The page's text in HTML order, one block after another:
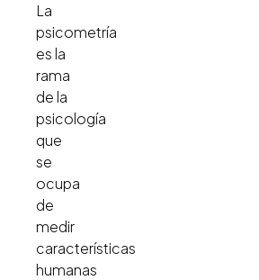
La
psicometría
es la
rama
de la
psicología
que
se
ocupa
de
medir
características
humanas